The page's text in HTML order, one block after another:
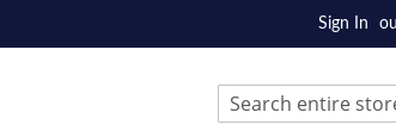
Sign In
Search